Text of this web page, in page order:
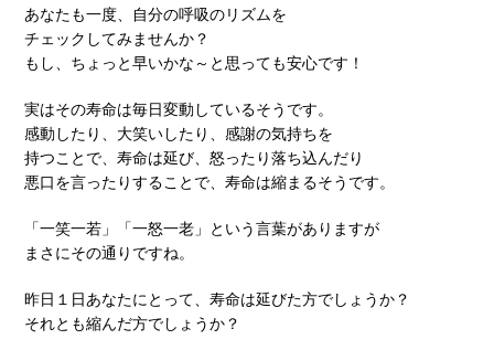
あなたも一度、自分の呼吸のリズムを
チェックしてみませんか？
もし、ちょっと早いかな～と思っても安心です！
実はその寿命は毎日変動しているそうです。
感動したり、大笑いしたり、感謝の気持ちを
持つことで、寿命は延び、怒ったり落ち込んだり
悪口を言ったりすることで、寿命は縮まるそうです。
「一笑一若」「一怒一老」という言葉がありますが
まさにその通りですね。
昨日１日あなたにとって、寿命は延びた方でしょうか？
それとも縮んだ方でしょうか？